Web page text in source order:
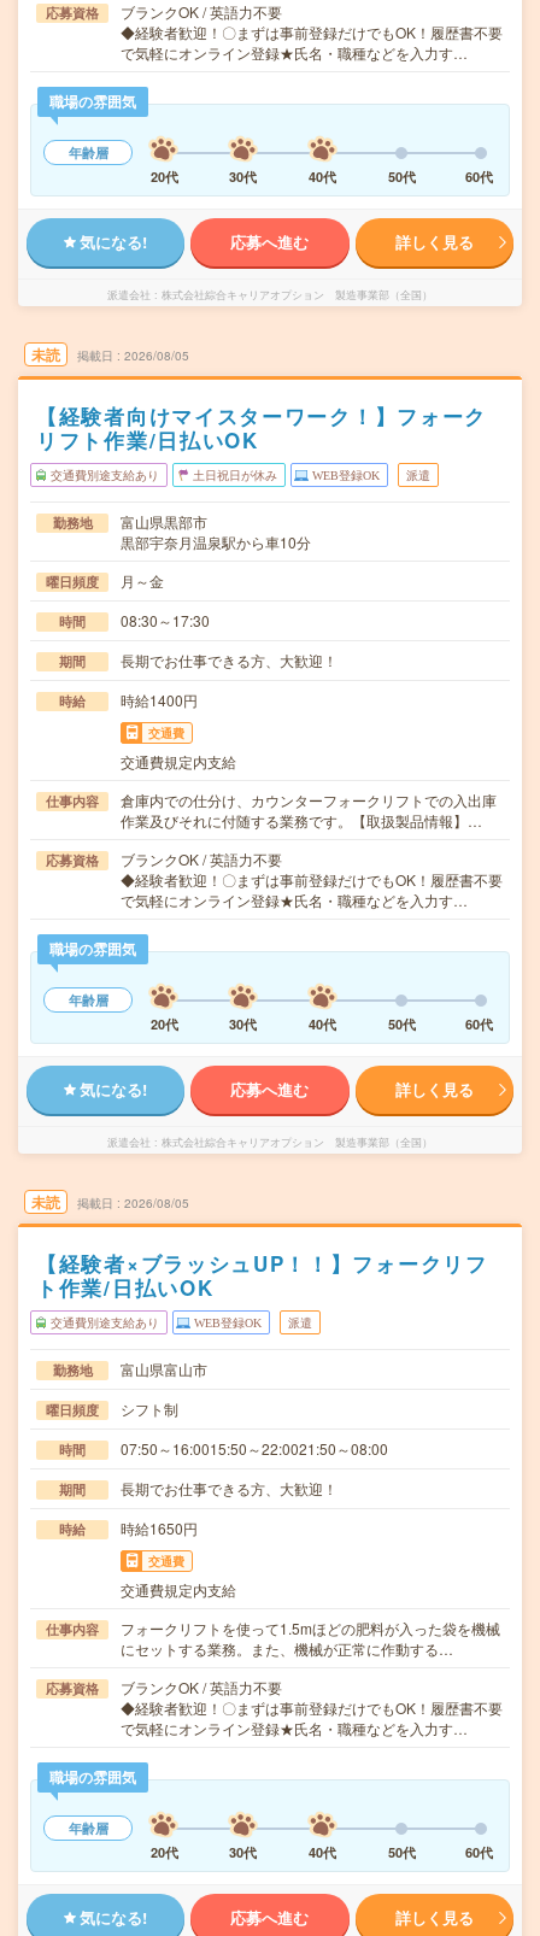
応募資格
ブランクOK / 英語力不要
◆経験者歓迎！〇まずは事前登録だけでもOK！履歴書不要
で気軽にオンライン登録★氏名・職種などを入力す…
職場の雰囲気
年齢層
20代
30代 40代 50代 60代
気になる! 応募へ進む 詳しく見る
派遣会社 株式会社綜合キャリアオプション 製造事業部（全国）
未読 掲載日 2026/08/05
【経験者向けマイスターワーク！】フォーク
リフト作業/日払いOK
交通費別途支給あり 土日祝日が休み WEB登録OK 派遣
勤務地
富山県黒部市
黒部宇奈月温泉駅から車10分
曜日頻度 月～金
時間 08:30～17:30
期間 長期でお仕事できる方、大歓迎！
時給 時給1400円
交通費
交通費規定内支給
仕事内容
倉庫内での仕分け、カウンターフォークリフトでの入出庫
作業及びそれに付随する業務です。【取扱製品情報】…
応募資格
ブランクOK / 英語力不要
◆経験者歓迎！〇まずは事前登録だけでもOK！履歴書不要
で気軽にオンライン登録★氏名・職種などを入力す…
職場の雰囲気
年齢層
20代
30代 40代 50代 60代
気になる! 応募へ進む 詳しく見る
派遣会社 株式会社綜合キャリアオプション 製造事業部（全国）
未読 掲載日 2026/08/05
【経験者×ブラッシュUP！！】フォークリフ
ト作業/日払いOK
交通費別途支給あり WEB登録OK 派遣
勤務地 富山県富山市
曜日頻度 シフト制
時間 07:50～16:0015:50～22:0021:50～08:00
期間 長期でお仕事できる方、大歓迎！
時給 時給1650円
交通費
交通費規定内支給
仕事内容
フォークリフトを使って1.5mほどの肥料が入った袋を機械
にセットする業務。また、機械が正常に作動する…
応募資格
ブランクOK / 英語力不要
◆経験者歓迎！〇まずは事前登録だけでもOK！履歴書不要
で気軽にオンライン登録★氏名・職種などを入力す…
職場の雰囲気
年齢層
20代
30代 40代 50代 60代
気になる! 応募へ進む 詳しく見る